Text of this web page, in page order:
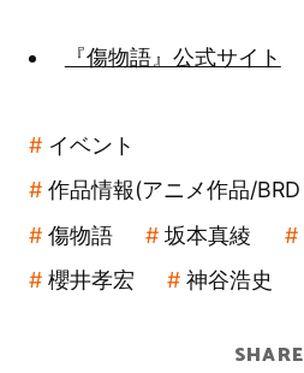
『傷物語』公式サイト
イベント
作品情報(アニメ作品/
傷物語
坂本真綾
櫻井孝宏
神谷浩史
SHARE